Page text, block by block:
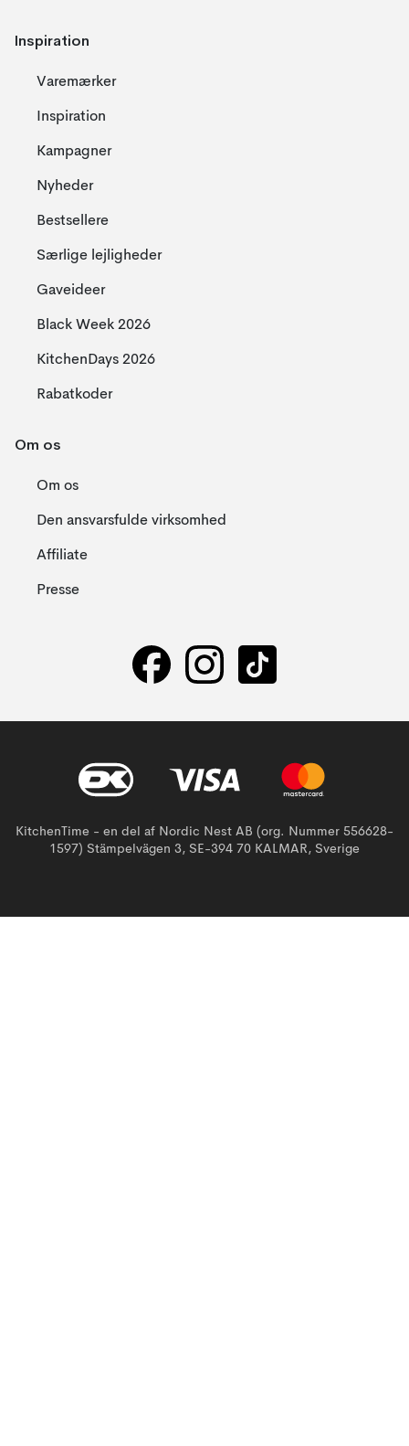
Inspiration
Varemærker
Inspiration
Kampagner
Nyheder
Bestsellere
Særlige lejligheder
Gaveideer
Black Week 2026
KitchenDays 2026
Rabatkoder
Om os
Om os
Den ansvarsfulde virksomhed
Affiliate
Presse
KitchenTime - en del af Nordic Nest AB (org. Nummer 556628-
1597) Stämpelvägen 3, SE-394 70 KALMAR, Sverige